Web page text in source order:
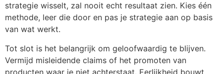
strategie wisselt, zal nooit echt resultaat zien. Kies één
methode, leer die door en pas je strategie aan op basis
van wat werkt.
Tot slot is het belangrijk om geloofwaardig te blijven.
Vermijd misleidende claims of het promoten van
producten waar je niet achterstaat. Eerlijkheid bouwt